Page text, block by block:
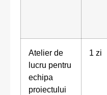
Atelier de
lucru pentru
echipa
proiectului
1 zi